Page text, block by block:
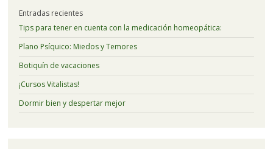
Entradas recientes
Tips para tener en cuenta con la medicación homeopática:
Plano Psíquico: Miedos y Temores
Botiquín de vacaciones
¡Cursos Vitalistas!
Dormir bien y despertar mejor